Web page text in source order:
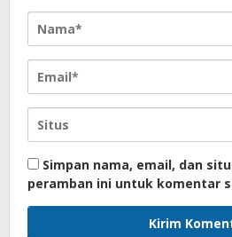
Simpan nama, email, dan
peramban ini untuk komentar